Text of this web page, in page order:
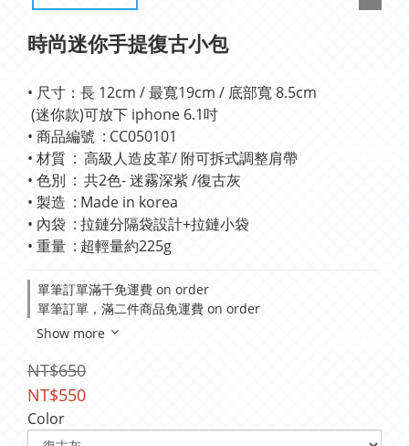
時尚迷你手提復古小包
• 尺寸：長 12cm / 最寬19cm / 底部寬 8.5cm
(迷你款)可放下 iphone 6.1吋
• 商品編號  : CC050101
• 材質  :  高級人造皮革/ 附可拆式調整肩帶
• 色別  :  共2色- 迷霧深紫 /復古灰
• 製造  : Made in korea
• 內袋  : 拉鏈分隔袋設計+拉鏈小袋
• 重量  : 超輕量約225g
單筆訂單滿千免運費 on order
單筆訂單，滿二件商品免運費 on order
Show more
NT$650
NT$550
Color